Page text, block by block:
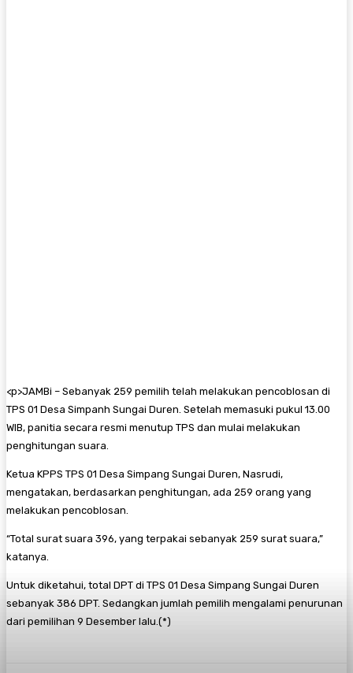
<p>JAMBi – Sebanyak 259 pemilih telah melakukan pencoblosan di
TPS 01 Desa Simpanh Sungai Duren. Setelah memasuki pukul 13.00
WIB, panitia secara resmi menutup TPS dan mulai melakukan
penghitungan suara.
Ketua KPPS TPS 01 Desa Simpang Sungai Duren, Nasrudi,
mengatakan, berdasarkan penghitungan, ada 259 orang yang
melakukan pencoblosan.
“Total surat suara 396, yang terpakai sebanyak 259 surat suara,”
katanya.
Untuk diketahui, total DPT di TPS 01 Desa Simpang Sungai Duren
sebanyak 386 DPT. Sedangkan jumlah pemilih mengalami penurunan
dari pemilihan 9 Desember lalu.(*)